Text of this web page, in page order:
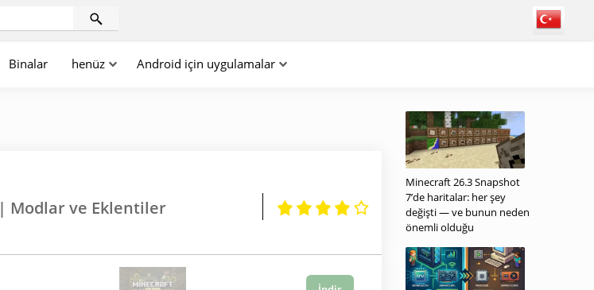
Binalar henüz Android için uygulamalar
| Modlar ve Eklentiler
Minecraft 26.3 Snapshot
7’de haritalar: her şey
değişti — ve bunun neden
önemli olduğu